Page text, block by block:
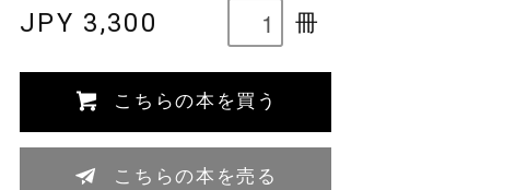
JPY 3,300 冊
こちらの本を買う
こちらの本を売る